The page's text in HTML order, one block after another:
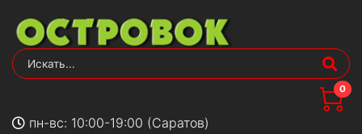
0
пн-вс: 10:00-19:00 (Саратов)